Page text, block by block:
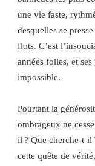
une vie faste,
desquelles se
flots. C’est
années folles, et
impossible.
Pourtant la
ombrageux ne
il ? Que cherche-t-il
cette quête de